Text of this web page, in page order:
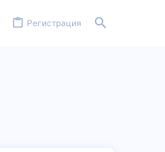
Регистрация